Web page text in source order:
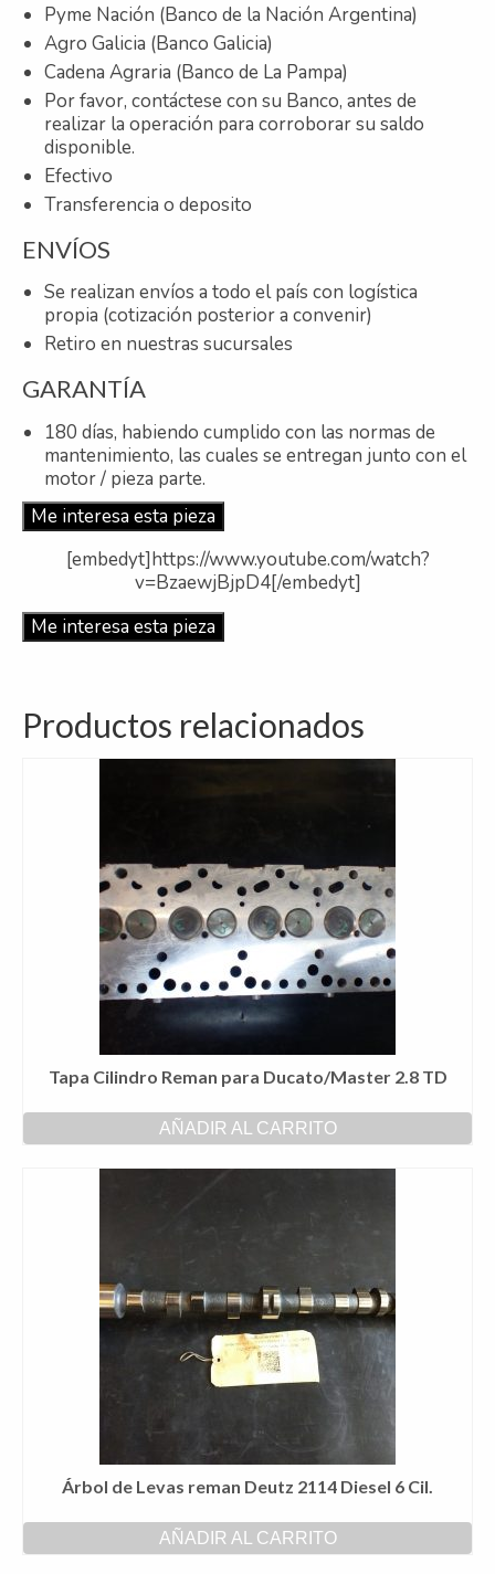
Pyme Nación (Banco de la Nación Argentina)
Agro Galicia (Banco Galicia)
Cadena Agraria (Banco de La Pampa)
Por favor, contáctese con su Banco, antes de
realizar la operación para corroborar su saldo
disponible.
Efectivo
Transferencia o deposito
ENVÍOS
Se realizan envíos a todo el país con logística
propia (cotización posterior a convenir)
Retiro en nuestras sucursales
GARANTÍA
180 días, habiendo cumplido con las normas de
mantenimiento, las cuales se entregan junto con el
motor / pieza parte.
Me interesa esta pieza
[embedyt]https://www.youtube.com/watch?
v=BzaewjBjpD4[/embedyt]
Me interesa esta pieza
Productos relacionados
Tapa Cilindro Reman para Ducato/Master 2.8 TD
AÑADIR AL CARRITO
Árbol de Levas reman Deutz 2114 Diesel 6 Cil.
AÑADIR AL CARRITO